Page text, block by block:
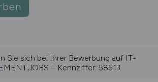
Sie sich bei Ihrer Bewerbung auf IT-
– Kennziffer: 58513